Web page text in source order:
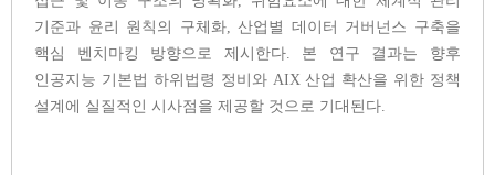
기준과 윤리 원칙의 구체화, 산업별 데이터 거버넌스 구축을
핵심 벤치마킹 방향으로 제시한다. 본 연구 결과는 향후
인공지능 기본법 하위법령 정비와 AIX 산업 확산을 위한 정책
설계에 실질적인 시사점을 제공할 것으로 기대된다.